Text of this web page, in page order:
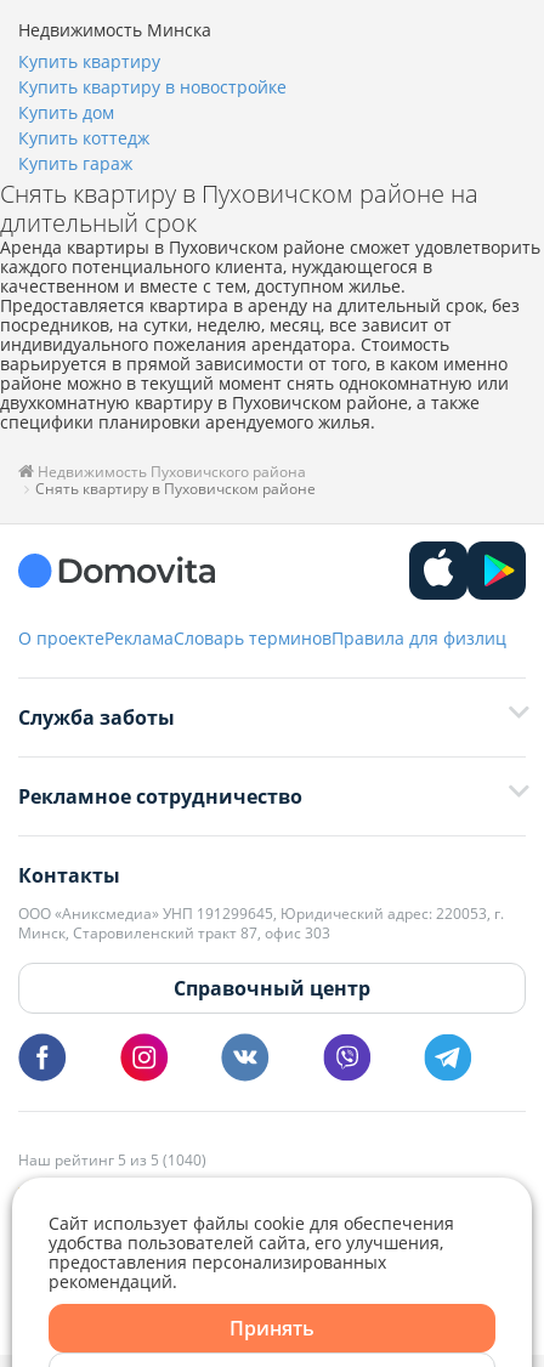
Telegram
Недвижимость Минска
Купить квартиру
Купить квартиру в новостройке
Купить дом
Купить коттедж
Купить гараж
Снять квартиру в Пуховичском районе на
длительный срок
Аренда квартиры в Пуховичском районе сможет удовлетворить
каждого потенциального клиента, нуждающегося в
качественном и вместе с тем, доступном жилье.
Предоставляется квартира в аренду на длительный срок, без
посредников, на сутки, неделю, месяц, все зависит от
индивидуального пожелания арендатора. Стоимость
варьируется в прямой зависимости от того, в каком именно
районе можно в текущий момент снять однокомнатную или
двухкомнатную квартиру в Пуховичском районе, а также
специфики планировки арендуемого жилья.
Недвижимость Пуховичского района
Снять квартиру в Пуховичском районе
О проектеРекламаСловарь терминовПравила для физлиц
Служба заботы
+375 29 376-13-70
+375 33 376-13-70
editor@domovita.by
Мы принимаем звонки и отвечаем на письма в будние дни с 9:00 до
18:00.
Рекламное сотрудничество
+375 29 563-15-61 Кристина Филюта
kb@domovita.by
+375 29 179-11-28 Владислав Гладченко
vg@domovita.by
Пишите и звоните нам в будние дни с 8:00 до 20:00.
Контакты
ООО «Аниксмедиа» УНП 191299645, Юридический адрес: 220053, г.
Минск, Старовиленский тракт 87, офис 303
Справочный центр
Наш рейтинг 5 из 5 (1040)
Сайт использует файлы cookie для обеспечения
удобства пользователей сайта, его улучшения,
предоставления персонализированных
рекомендаций.
Принять